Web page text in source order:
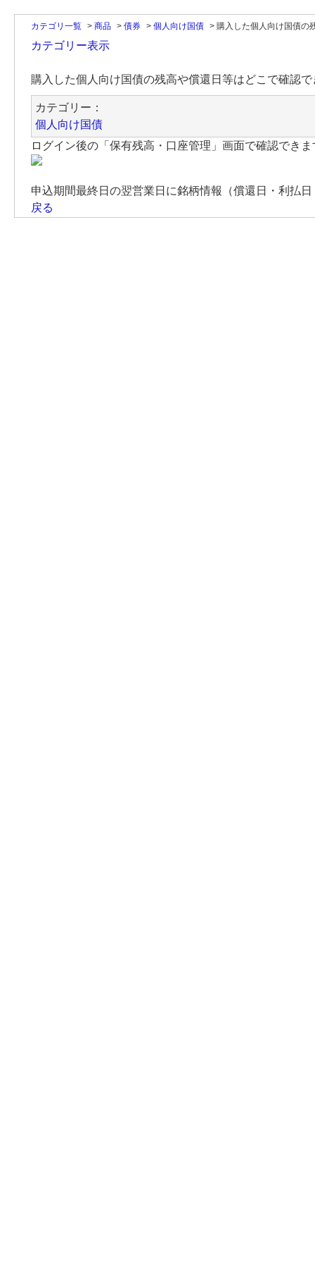
カテゴリ一覧 > 商品 > 債券 > 個人向け国債 > 購入した個人向け国債の
カテゴリー表示
購入した個人向け国債の残高や償還日等はどこで確認
カテゴリー：
個人向け国債
ログイン後の「保有残高・口座管理」画面で確認できま
申込期間最終日の翌営業日に銘柄情報（償還日・利払
戻る